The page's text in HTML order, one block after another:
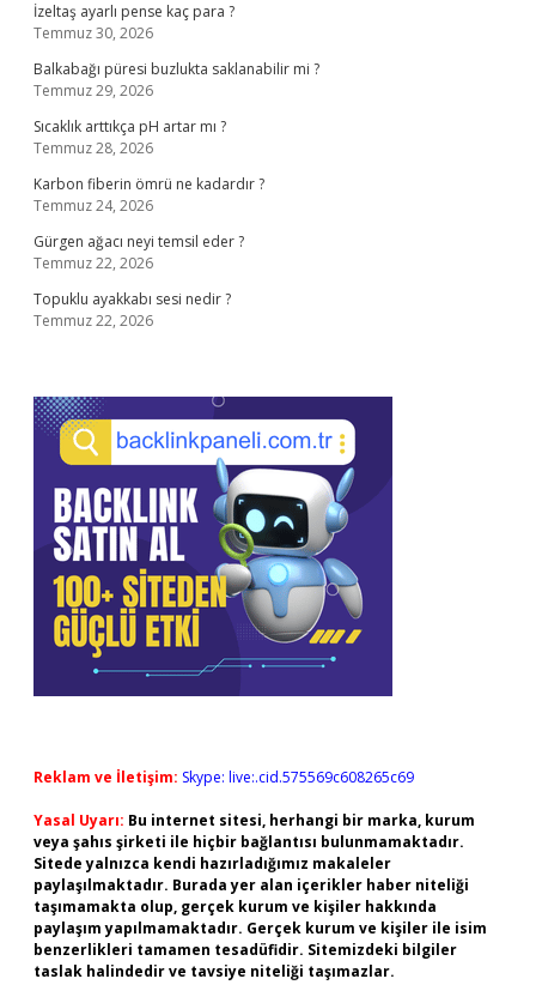
İzeltaş ayarlı pense kaç para ?
Temmuz 30, 2026
Balkabağı püresi buzlukta saklanabilir mi ?
Temmuz 29, 2026
Sıcaklık arttıkça pH artar mı ?
Temmuz 28, 2026
Karbon fiberin ömrü ne kadardır ?
Temmuz 24, 2026
Gürgen ağacı neyi temsil eder ?
Temmuz 22, 2026
Topuklu ayakkabı sesi nedir ?
Temmuz 22, 2026
Reklam ve İletişim: Skype: live:.cid.575569c608265c69
Yasal Uyarı: Bu internet sitesi, herhangi bir marka, kurum
veya şahıs şirketi ile hiçbir bağlantısı bulunmamaktadır.
Sitede yalnızca kendi hazırladığımız makaleler
paylaşılmaktadır. Burada yer alan içerikler haber niteliği
taşımamakta olup, gerçek kurum ve kişiler hakkında
paylaşım yapılmamaktadır. Gerçek kurum ve kişiler ile isim
benzerlikleri tamamen tesadüfidir. Sitemizdeki bilgiler
taslak halindedir ve tavsiye niteliği taşımazlar.